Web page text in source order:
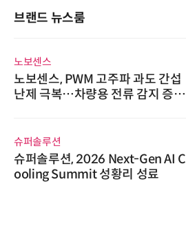
브랜드 뉴스룸
노보센스
노보센스, PWM 고주파 과도 간섭
난제 극복…차량용 전류 감지 증폭
슈퍼솔루션
슈퍼솔루션, 2026 Next-Gen AI C
ooling Summit 성황리 성료